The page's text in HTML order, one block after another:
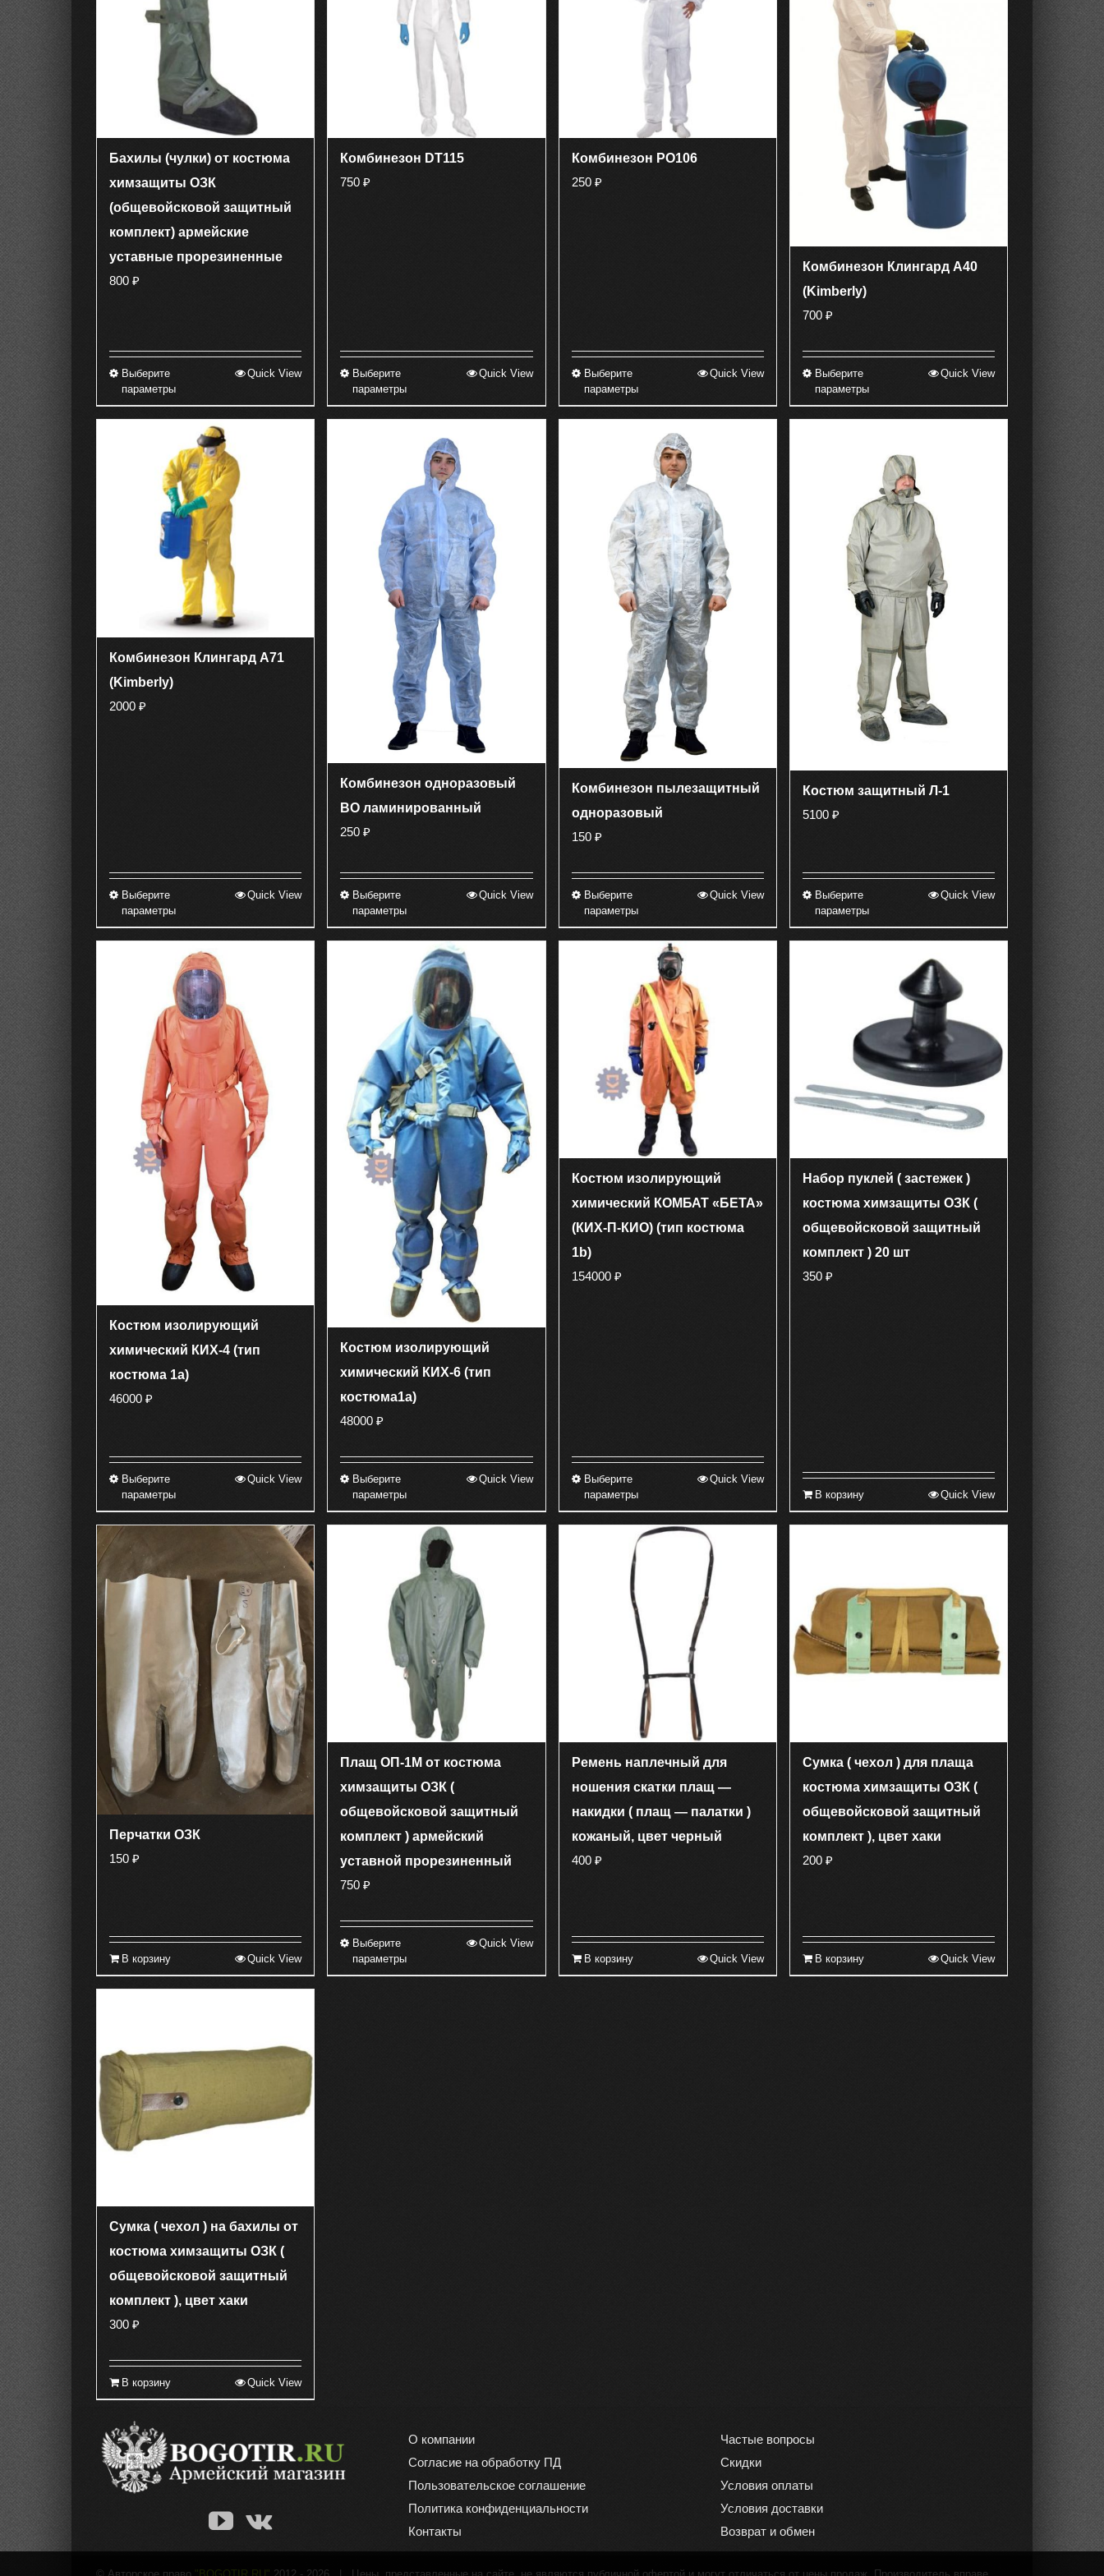
Бахилы (чулки) от костюма
химзащиты ОЗК
(общевойсковой защитный
комплект) армейские
уставные прорезиненные
800 ₽
Выберите
параметры
имеет
несколько
вариаций.
Опции
можно
выбрать
на
странице
товара.
Quick View
Комбинезон DT115
750₽
Выберите
параметры
имеет
несколько
вариаций.
Опции
можно
выбрать
на
странице
товара.
Quick View
Комбинезон PO106
250 ₽
Выберите
параметры
имеет
несколько
вариаций.
Опции
можно
выбрать
на
странице
товара.
Quick View
Комбинезон Клингард А40
(Kimberly)
700 ₽
Выберите
параметры
имеет
вариаций.
Опции
можно
выбрать
странице
товара.
Quick View
Комбинезон Клингард А71
(Kimberly)
2000 ₽
Выберите
параметры
имеет
несколько
вариаций.
Опции
можно
выбрать
на
странице
товара.
Quick View
Комбинезон одноразовый
ВО ламинированный
250₽
Выберите
параметры
имеет
несколько
вариаций.
Опции
можно
выбрать
на
странице
товара.
Quick View
Комбинезон пылезащитный
одноразовый
150 ₽
Выберите
параметры
имеет
несколько
вариаций.
Опции
можно
выбрать
на
странице
товара.
Quick View
Костюм защитный Л-1
5100 ₽
Выберите
параметры
имеет
несколько
вариаций.
Опции
можно
выбрать
на
странице
товара.
Quick View
Костюм изолирующий
химический КИХ-4 (тип
костюма 1а)
46000 ₽
Выберите
параметры
имеет
вариаций.
Опции
можно
выбрать
странице
товара.
Quick View
Костюм изолирующий
химический КИХ-6 (тип
костюма1а)
48000₽
Выберите
параметры
имеет
несколько
вариаций.
Опции
можно
выбрать
на
странице
товара.
Quick View
Костюм изолирующий
химический КОМБАТ «БЕТА»
(КИХ-П-КИО) (тип костюма
1b)
154000 ₽
Выберите
параметры
имеет
несколько
вариаций.
можно
выбрать
странице
товара.
Quick View
Набор пуклей ( застежек )
костюма химзащиты ОЗК (
общевойсковой защитный
комплект ) 20 шт
350 ₽
В корзину Quick View
Перчатки ОЗК
150 ₽
В корзину Quick View
Плащ ОП-1М от костюма
химзащиты ОЗК (
общевойсковой защитный
комплект ) армейский
уставной прорезиненный
750₽
Выберите
параметры
Quick View
Ремень наплечный для
ношения скатки плащ —
накидки ( плащ — палатки )
кожаный, цвет черный
400 ₽
В корзину Quick View
Сумка ( чехол ) для плаща
костюма химзащиты ОЗК (
общевойсковой защитный
комплект ), цвет хаки
200 ₽
В корзину Quick View
Сумка ( чехол ) на бахилы от
костюма химзащиты ОЗК (
общевойсковой защитный
комплект ), цвет хаки
300 ₽
В корзину Quick View
О компании
Согласие на обработку ПД
Пользовательское соглашение
Политика конфиденциальности
Контакты
Частые вопросы
Скидки
Условия оплаты
Условия доставки
Возврат и обмен